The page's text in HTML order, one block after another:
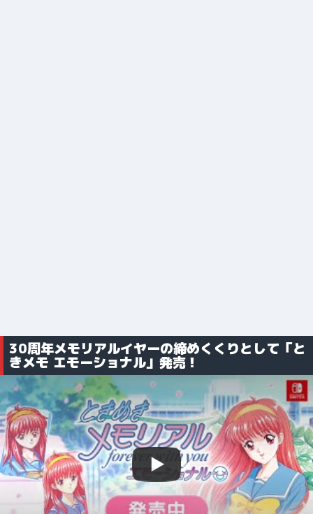
30周年メモリアルイヤーの締めくくりとして「と
きメモ エモーショナル」発売！